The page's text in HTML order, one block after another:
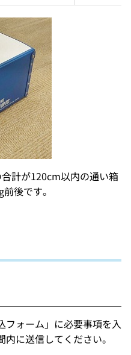
計が120cm以内の通い箱
後です。
フォーム」に必要事項を入
に送信してください。